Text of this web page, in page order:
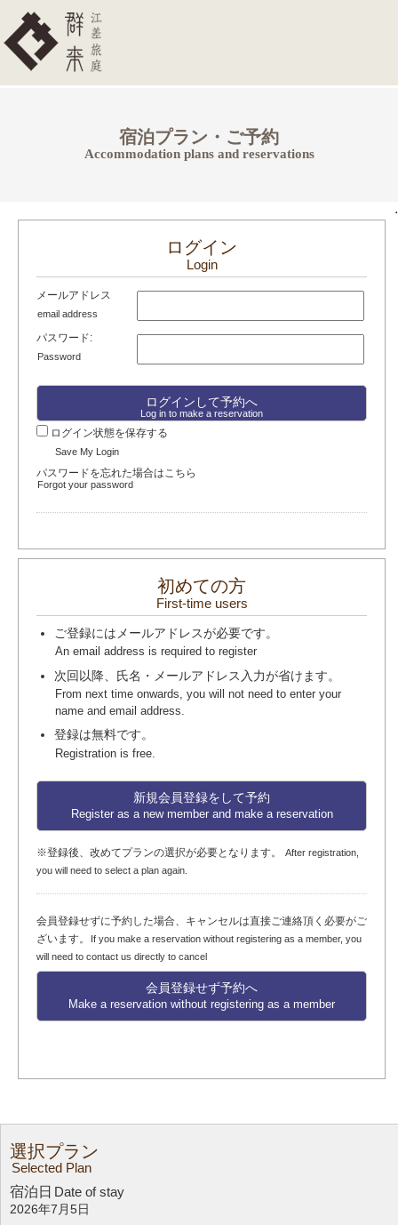
宿泊プラン・ご予約
Accommodation plans and reservations
ログイン
Login
メールアドレス
email address
パスワード:
Password
Log in to make a reservation
ログイン状態を保存する
Save My Login
パスワードを忘れた場合はこちら
Forgot your password
初めての方
First-time users
ご登録にはメールアドレスが必要です。
An email address is required to register
次回以降、氏名・メールアドレス入力が省けます。
From next time onwards, you will not need to enter your
name and email address.
登録は無料です。
Registration is free.
新規会員登録をして予約
Register as a new member and make a reservation
※登録後、改めてプランの選択が必要となります。
After registration,
you will need to select a plan again.
会員登録せずに予約した場合、キャンセルは直接ご連絡頂く必要がご
ざいます。
If you make a reservation without registering as a member, you
will need to contact us directly to cancel
会員登録せず予約へ
Make a reservation without registering as a member
.
選択プラン
Selected Plan
宿泊日 Date of stay
2026年7月5日